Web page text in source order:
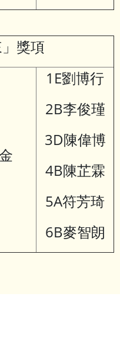
」獎項
1E劉博行
2B李俊瑾
3D陳偉博
4B陳芷霖
5A符芳琦
6B麥智朗